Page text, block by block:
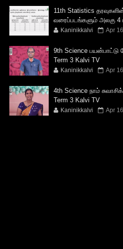
11th Statistics
வரைப்படங்களும் அலகு 4
Kaninikkalvi Apr
9th Science பயன்பாட்டு
Term 3 Kalvi TV
Kaninikkalvi Apr
4th Science நாம்
Term 3 Kalvi TV
Kaninikkalvi Apr